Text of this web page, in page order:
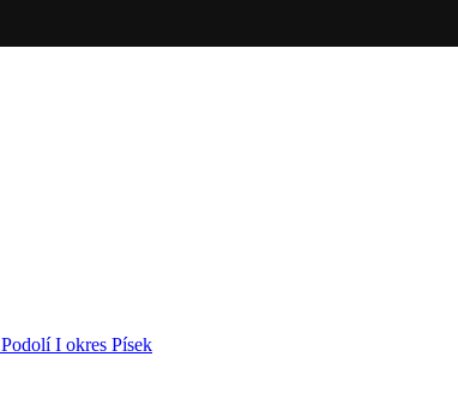
Podolí I okres Písek